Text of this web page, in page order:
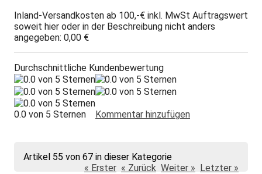
Inland-Versandkosten ab 100,-€ inkl. MwSt Auftragswert
soweit hier oder in der Beschreibung nicht anders
angegeben: 0,00 €
Durchschnittliche Kundenbewertung
0.0 von 5 Sternen Kommentar hinzufügen
Artikel 55 von 67 in dieser Kategorie
« Erster « Zurück Weiter » Letzter »